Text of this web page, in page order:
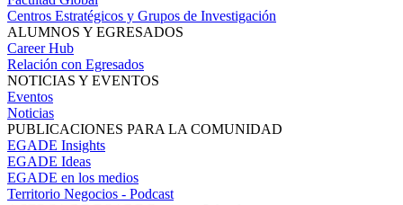
Centros Estratégicos y Grupos de Investigación
ALUMNOS Y EGRESADOS
Career Hub
Relación con Egresados
NOTICIAS Y EVENTOS
Eventos
Noticias
PUBLICACIONES PARA LA COMUNIDAD
EGADE Insights
EGADE Ideas
EGADE en los medios
Territorio Negocios - Podcast